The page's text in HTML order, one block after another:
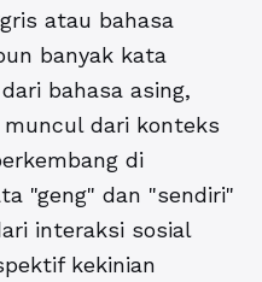
atau bahasa
banyak kata
bahasa asing,
dari konteks
di
"geng" dan "sendiri"
interaksi sosial
kekinian